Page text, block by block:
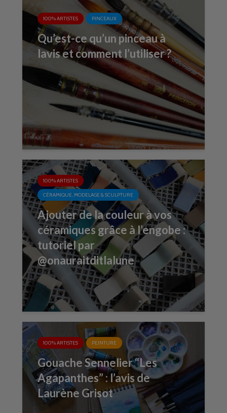
100% ARTISTES PINCEAUX
Qu’est-ce qu’un pinceau à
lavis et comment l’utiliser ?
100% ARTISTES
CÉRAMIQUE, MODELAGE & SCULPTURE
Ajouter de la couleur à vos
céramiques grâce à l’engobe :
tutoriel par
@onauraitditlalune
100% ARTISTES PEINTURE
Gouache Sennelier “Les
Agapanthes” : l’avis de
Laurène Grisot